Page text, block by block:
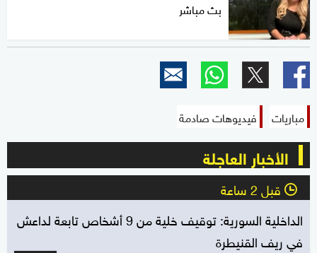
بث مباشر
مباريات فيديوهات صادمة
الأخبار العاجلة
l قبل 2 ساعة
الداخلية السورية: توقيف خلية من 9 أشخاص تابعة لداعش
في ريف القنيطرة